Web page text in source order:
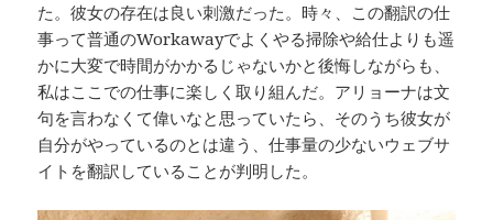
た。彼女の存在は良い刺激だった。時々、この翻訳の仕
事って普通のWorkawayでよくやる掃除や給仕よりも遥
かに大変で時間がかかるじゃないかと後悔しながらも、
私はここでの仕事に楽しく取り組んだ。アリョーナは文
句を言わなくて偉いなと思っていたら、そのうち彼女が
自分がやっているのとは違う、仕事量の少ないウェブサ
イトを翻訳していることが判明した。